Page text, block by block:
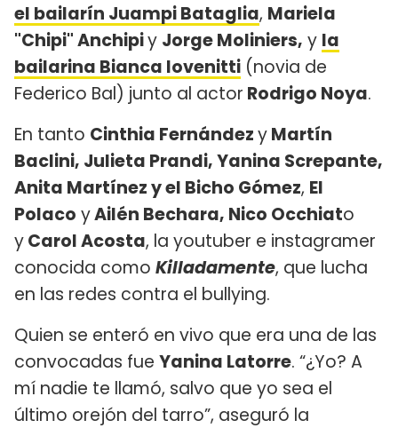
el bailarín Juampi Bataglia, Mariela
"Chipi" Anchipiy Jorge Moliniers, y la
bailarina Bianca Iovenitti (novia de
Federico Bal) junto al actor Rodrigo Noya.
En tanto Cinthia FernándezyMartín
Baclini, Julieta Prandi, Yanina Screpante,
Anita Martínez y el Bicho Gómez, El
Polaco yAilén Bechara, Nico Occhiato
yCarol Acosta, la youtuber e instagramer
conocida como Killadamente, que lucha
en las redes contra el bullying.
Quien se enteró en vivo que era una de las
convocadas fue Yanina Latorre. “¿Yo? A
mí nadie te llamó, salvo que yo sea el
último orejón del tarro”, aseguró la